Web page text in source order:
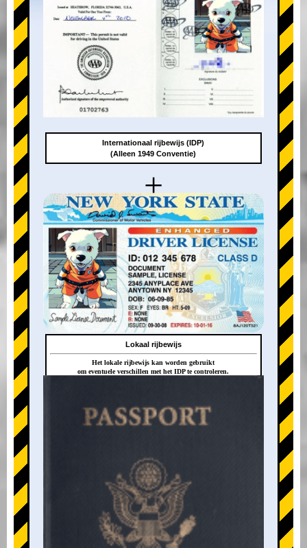
+
+
Internationaal rijbewijs (IDP)
(Alleen 1949 Conventie)
Lokaal rijbewijs
Het lokale rijbewijs kan worden gebruikt
om eventuele verschillen met het IDP te controleren.